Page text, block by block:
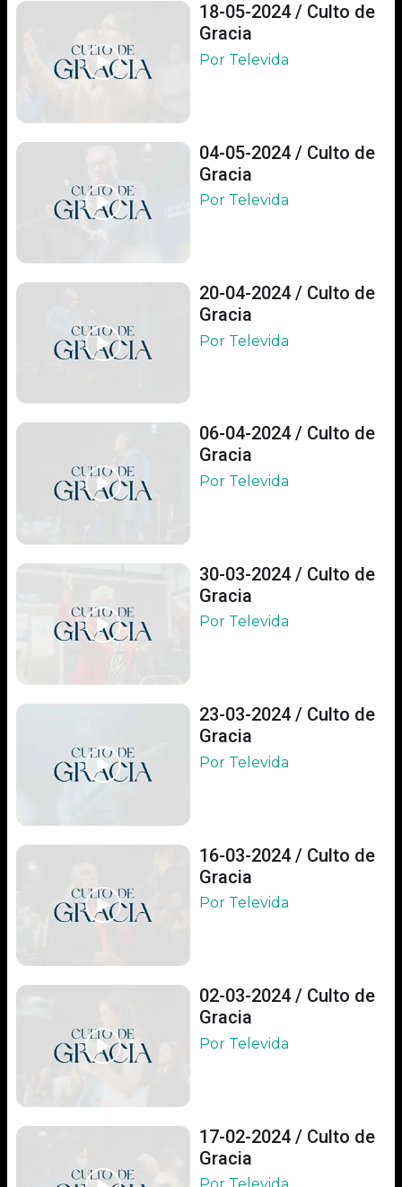
18-05-2024 / Culto de
Gracia
Por Televida
04-05-2024 / Culto de
Gracia
Por Televida
20-04-2024 / Culto de
Gracia
Por Televida
06-04-2024 / Culto de
Gracia
Por Televida
30-03-2024 / Culto de
Gracia
Por Televida
23-03-2024 / Culto de
Gracia
Por Televida
16-03-2024 / Culto de
Gracia
Por Televida
02-03-2024 / Culto de
Gracia
Por Televida
17-02-2024 / Culto de
Gracia